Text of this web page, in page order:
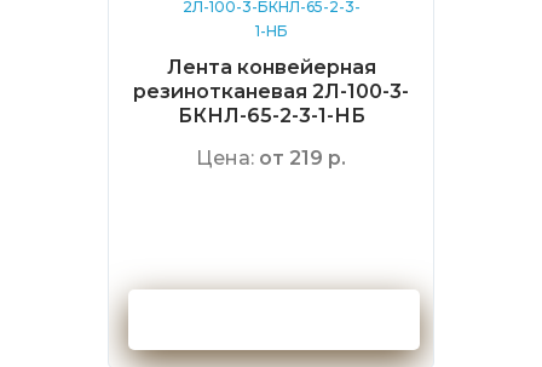
Лента конвейерная
резинотканевая 2Л-100-3-
БКНЛ-65-2-3-1-НБ
Цена: от 219 р.